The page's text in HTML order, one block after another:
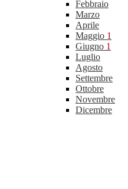
Febbraio
Marzo
Aprile
Maggio 1
Giugno 1
Luglio
Agosto
Settembre
Ottobre
Novembre
Dicembre